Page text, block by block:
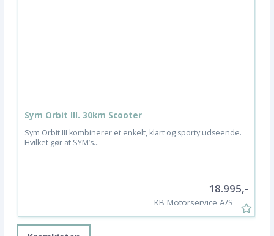
Sym Orbit III. 30km Scooter
Sym Orbit III kombinerer et enkelt, klart og sporty udseende.
Hvilket gør at SYM’s...
18.995,-
KB Motorservice A/S